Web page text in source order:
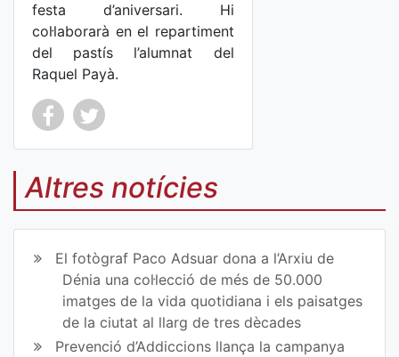
festa d’aniversari. Hi
col·laborarà en el repartiment
del pastís l’alumnat del
Raquel Payà.
Co
mp
art
ir
en
Fa
ce
Co
mp
art
ir
en
Tw
itt
Altres notícies
El fotògraf Paco Adsuar dona a l’Arxiu de
Dénia una col·lecció de més de 50.000
imatges de la vida quotidiana i els paisatges
de la ciutat al llarg de tres dècades
Prevenció d’Addiccions llança la campanya